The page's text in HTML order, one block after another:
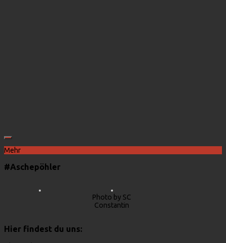
Mehr
#Aschepöhler
Photo by SC
Constantin
Hier findest du uns: